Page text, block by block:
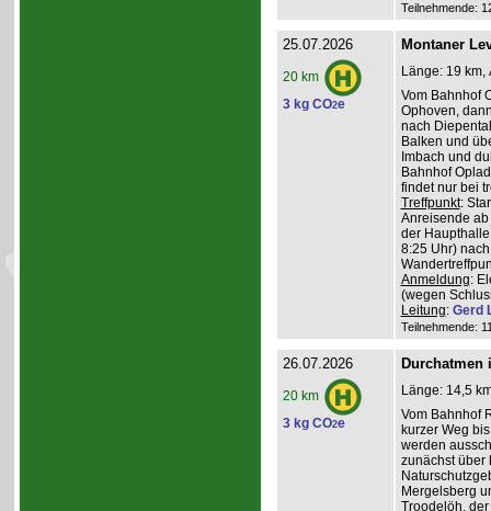
Teilnehmende:
25.07.2026
20 km
3 kg CO2e
Montaner
Länge: 19 km,
Vom Bahnhof
Ophoven,
nach
Balken und
Imbach und
Bahnhof
findet nur bei
Treffpunkt:
Anreisende
der
8:25 Uhr)
Anmeldung:
(wegen
Leitung: Gerd
Teilnehmende:
26.07.2026
20 km
3 kg CO2e
Durchatmen
Länge: 14,5
Vom Bahnhof
kurzer Weg
werden
zunächst über
Mergelsberg
Troodelöh,